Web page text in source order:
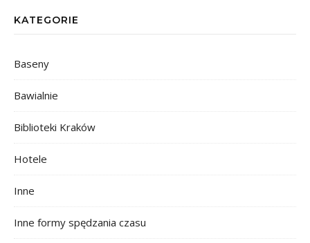
KATEGORIE
Baseny
Bawialnie
Biblioteki Kraków
Hotele
Inne
Inne formy spędzania czasu